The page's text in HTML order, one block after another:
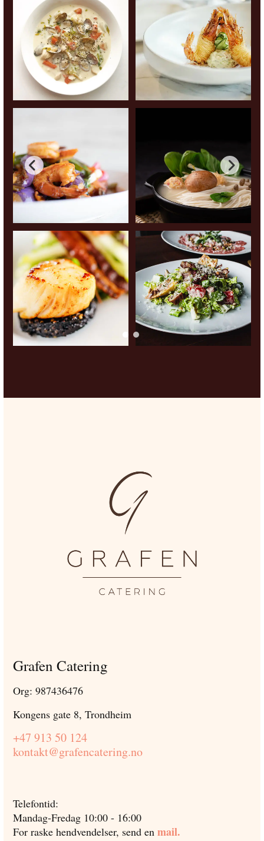
Grafen Catering
Org: 987436476
Kongens gate 8, Trondheim
+47 913 50 124
kontakt@grafencatering.no
Telefontid:
Mandag-Fredag 10:00 - 16:00
For raske hendvendelser, send en mail.